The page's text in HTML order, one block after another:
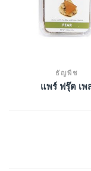
ธัญพืช
แพร์ ฟรุ๊ต เพ